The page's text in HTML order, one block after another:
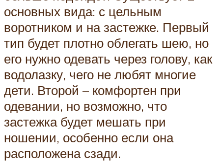
основных вида: с цельным
воротником и на застежке. Первый
тип будет плотно облегать шею, но
его нужно одевать через голову, как
водолазку, чего не любят многие
дети. Второй – комфортен при
одевании, но возможно, что
застежка будет мешать при
ношении, особенно если она
расположена сзади.